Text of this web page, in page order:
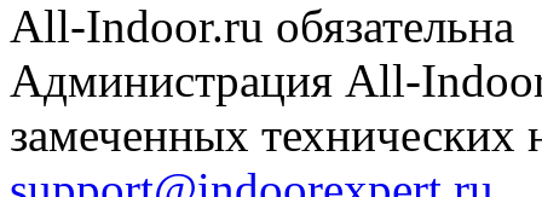
All-Indoor.ru обязательна
Администрация All-
замеченных технических